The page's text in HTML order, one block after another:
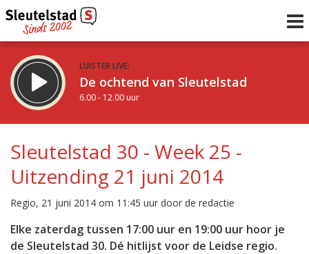
LUISTER LIVE:
De ochtend van Sleutelstad
6.00 - 12.00 uur
De middag van Sleutelstad
12.00 - 18.00 uur
Vorig uur
uur 1 van 0
Inklappen
Sleutelstad 30 - Week 25 -
Uitzending 21 juni 2014
Regio, 21 juni 2014 om 11:45 uur door de redactie
Elke zaterdag tussen 17:00 uur en 19:00 uur hoor je
de Sleutelstad 30. Dé hitlijst voor de Leidse regio.